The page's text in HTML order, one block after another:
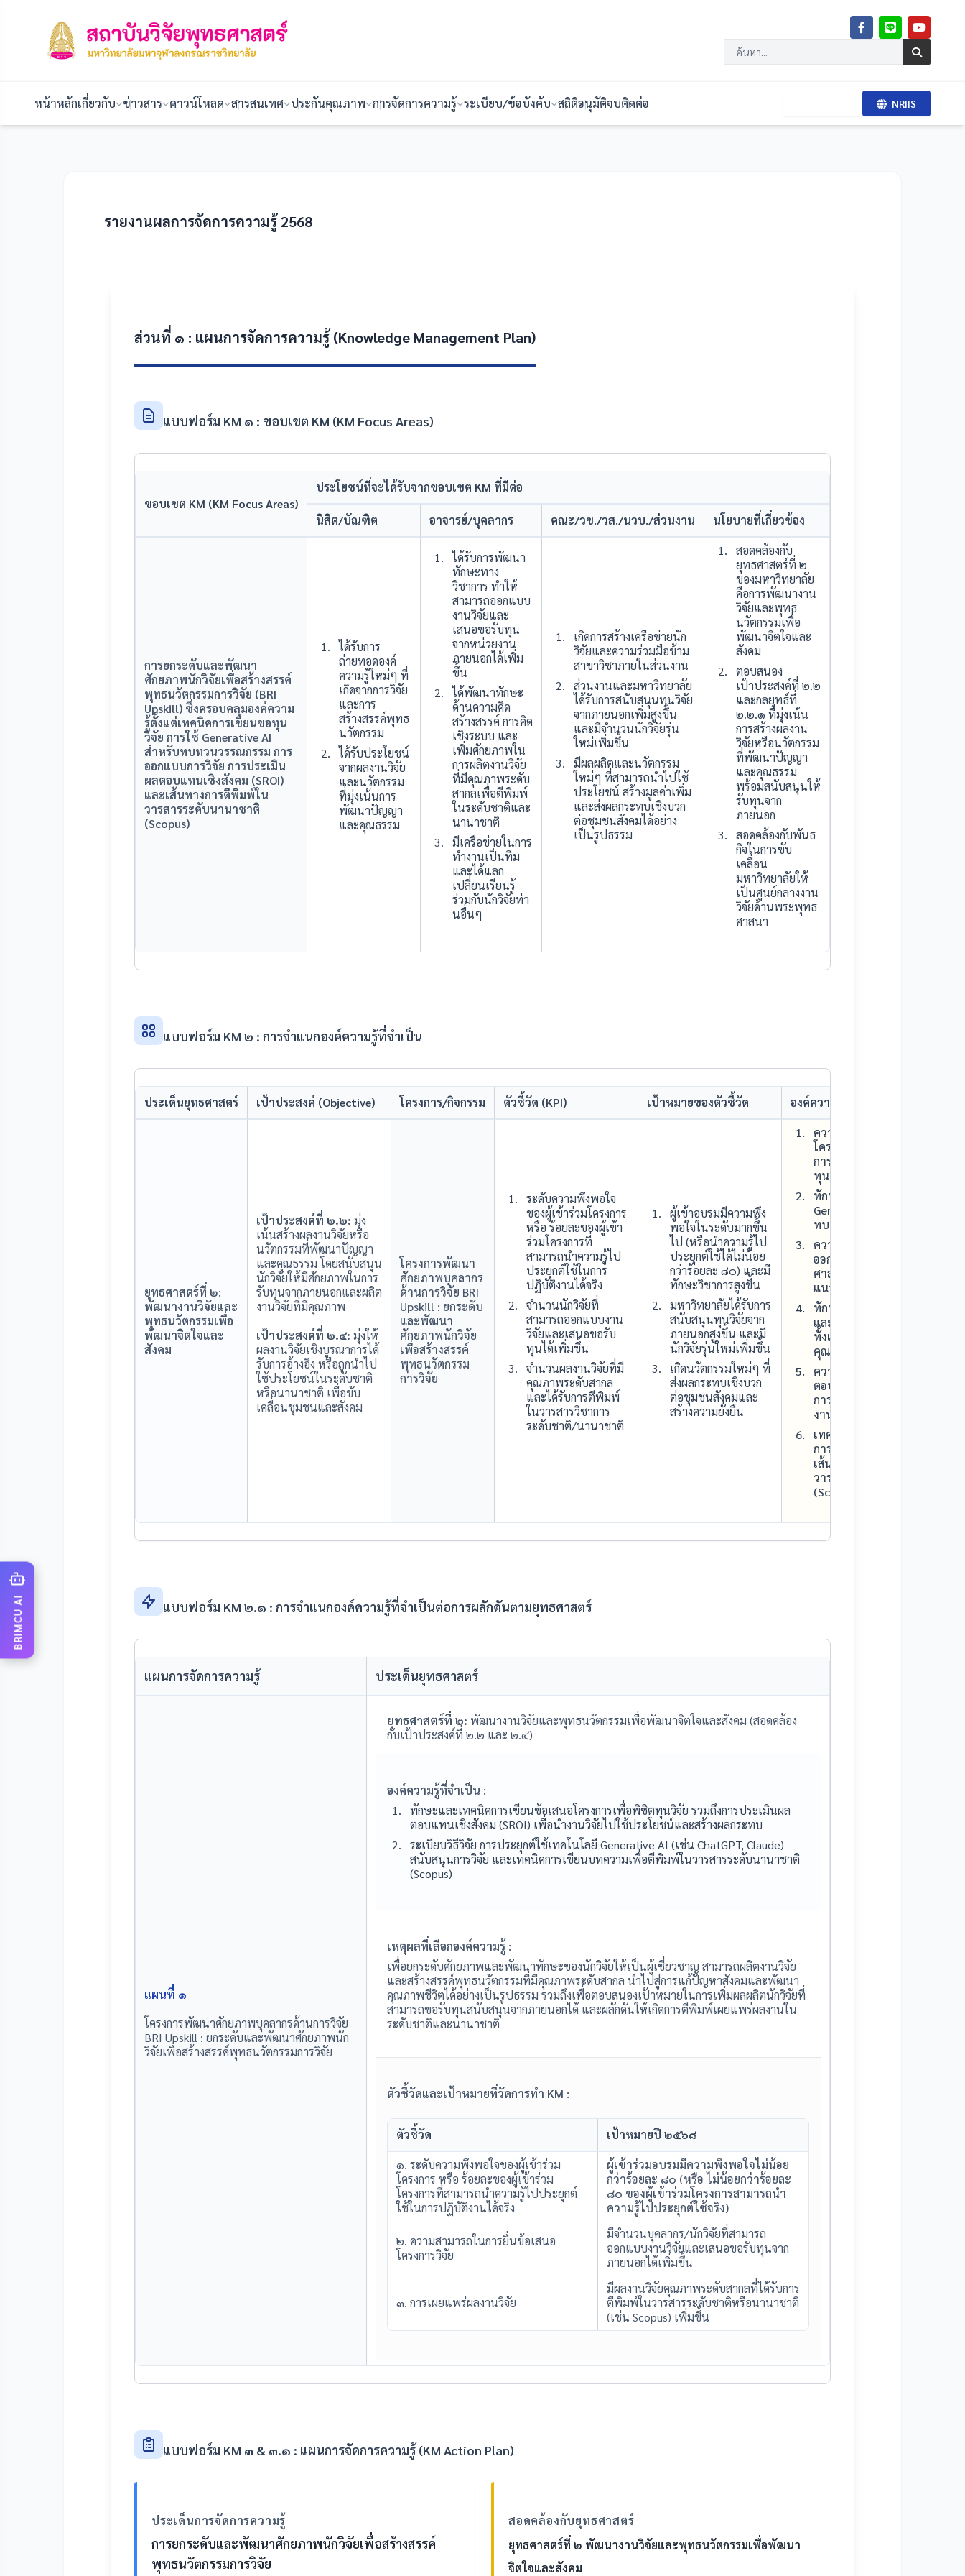
หน้าหลักเกี่ยวกับ ข่าวสาร ดาวน์โหลด สารสนเทศ ประกันคุณภาพ การจัดการความรู้ ระเบียบ/ข้อบังคับ สถิติอนุมัติจบติดต่อ NRIIS
รายงานผลการจัดการความรู้ 2568
ส่วนที่ ๑ : แผนการจัดการความรู้ (Knowledge Management Plan)
แบบฟอร์ม KM ๑ : ขอบเขต KM (KM Focus Areas)
ขอบเขต KM (KM Focus Areas)
ประโยชน์ที่จะได้รับจากขอบเขต KM ที่มีต่อ
นิสิต/บัณฑิต อาจารย์/บุคลากร คณะ/วข./วส./นวบ./ส่วนงาน นโยบายที่เกี่ยวข้อง
การยกระดับและพัฒนา
ศักยภาพนักวิจัยเพื่อสร้างสรรค์
พุทธนวัตกรรมการวิจัย (BRI
Upskill) ซึ่งครอบคลุมองค์ความ
รู้ตั้งแต่เทคนิคการเขียนขอทุน
วิจัย การใช้ Generative AI
สำหรับทบทวนวรรณกรรม การ
ออกแบบการวิจัย การประเมิน
ผลตอบแทนเชิงสังคม (SROI)
และเส้นทางการตีพิมพ์ใน
วารสารระดับนานาชาติ
(Scopus)
ได้รับการ
ถ่ายทอดองค์
ความรู้ใหม่ๆ ที่
เกิดจากการวิจัย
และการ
สร้างสรรค์พุทธ
นวัตกรรม
ได้รับประโยชน์
จากผลงานวิจัย
และนวัตกรรม
ที่มุ่งเน้นการ
พัฒนาปัญญา
และคุณธรรม
ได้รับการพัฒนา
ทักษะทาง
วิชาการ ทำให้
สามารถออกแบบ
งานวิจัยและ
เสนอขอรับทุน
จากหน่วยงาน
ภายนอกได้เพิ่ม
ขึ้น
ได้พัฒนาทักษะ
ด้านความคิด
สร้างสรรค์ การคิด
เชิงระบบ และ
เพิ่มศักยภาพใน
การผลิตงานวิจัย
ที่มีคุณภาพระดับ
สากลเพื่อตีพิมพ์
ในระดับชาติและ
นานาชาติ
มีเครือข่ายในการ
ทำงานเป็นทีม
และได้แลก
เปลี่ยนเรียนรู้
ร่วมกับนักวิจัยท่า
นอื่นๆ
เกิดการสร้างเครือข่ายนัก
วิจัยและความร่วมมือข้าม
สาขาวิชาภายในส่วนงาน
ส่วนงานและมหาวิทยาลัย
ได้รับการสนับสนุนทุนวิจัย
จากภายนอกเพิ่มสูงขึ้น
และมีจำนวนนักวิจัยรุ่น
ใหม่เพิ่มขึ้น
มีผลผลิตและนวัตกรรม
ใหม่ๆ ที่สามารถนำไปใช้
ประโยชน์ สร้างมูลค่าเพิ่ม
และส่งผลกระทบเชิงบวก
ต่อชุมชนสังคมได้อย่าง
เป็นรูปธรรม
สอดคล้องกับ
ยุทธศาสตร์ที่ ๒
ของมหาวิทยาลัย
คือการพัฒนางาน
วิจัยและพุทธ
นวัตกรรมเพื่อ
พัฒนาจิตใจและ
สังคม
ตอบสนอง
เป้าประสงค์ที่ ๒.๒
และกลยุทธ์ที่
๒.๒.๑ ที่มุ่งเน้น
การสร้างผลงาน
วิจัยหรือนวัตกรรม
ที่พัฒนาปัญญา
และคุณธรรม
พร้อมสนับสนุนให้
รับทุนจาก
ภายนอก
สอดคล้องกับพันธ
กิจในการขับ
เคลื่อน
มหาวิทยาลัยให้
เป็นศูนย์กลางงาน
วิจัยด้านพระพุทธ
ศาสนา
แบบฟอร์ม KM ๒ : การจำแนกองค์ความรู้ที่จำเป็น
ประเด็นยุทธศาสตร์ เป้าประสงค์ (Objective) โครงการ/กิจกรรม ตัวชี้วัด (KPI) เป้าหมายของตัวชี้วัด องค์ความรู้ที่จำเป็นต่อการปฏิบัติงา
ยุทธศาสตร์ที่ ๒:
พัฒนางานวิจัยและ
พุทธนวัตกรรมเพื่อ
พัฒนาจิตใจและ
สังคม
เป้าประสงค์ที่ ๒.๒: มุ่ง
เน้นสร้างผลงานวิจัยหรือ
นวัตกรรมที่พัฒนาปัญญา
และคุณธรรม โดยสนับสนุน
นักวิจัยให้มีศักยภาพในการ
รับทุนจากภายนอกและผลิต
งานวิจัยที่มีคุณภาพ
เป้าประสงค์ที่ ๒.๔: มุ่งให้
ผลงานวิจัยเชิงบูรณาการได้
รับการอ้างอิง หรือถูกนำไป
ใช้ประโยชน์ในระดับชาติ
หรือนานาชาติ เพื่อขับ
เคลื่อนชุมชนและสังคม
โครงการพัฒนา
ศักยภาพบุคลากร
ด้านการวิจัย BRI
Upskill : ยกระดับ
และพัฒนา
ศักยภาพนักวิจัย
เพื่อสร้างสรรค์
พุทธนวัตกรรม
การวิจัย
ระดับความพึงพอใจ
ของผู้เข้าร่วมโครงการ
หรือ ร้อยละของผู้เข้า
ร่วมโครงการที่
สามารถนำความรู้ไป
ประยุกต์ใช้ในการ
ปฏิบัติงานได้จริง
จำนวนนักวิจัยที่
สามารถออกแบบงาน
วิจัยและเสนอขอรับ
ทุนได้เพิ่มขึ้น
จำนวนผลงานวิจัยที่มี
คุณภาพระดับสากล
และได้รับการตีพิมพ์
ในวารสารวิชาการ
ระดับชาติ/นานาชาติ
ผู้เข้าอบรมมีความพึง
พอใจในระดับมากขึ้น
ไป (หรือนำความรู้ไป
ประยุกต์ใช้ได้ไม่น้อย
กว่าร้อยละ ๘๐) และมี
ทักษะวิชาการสูงขึ้น
มหาวิทยาลัยได้รับการ
สนับสนุนทุนวิจัยจาก
ภายนอกสูงขึ้น และมี
นักวิจัยรุ่นใหม่เพิ่มขึ้น
เกิดนวัตกรรมใหม่ๆ ที่
ส่งผลกระทบเชิงบวก
ต่อชุมชนสังคมและ
สร้างความยั่งยืน
ความรู้ด้านการเขียนข้อเสนอ
โครงการเพื่อขอทุนวิจัย (เทคนิ
การเขียน KM อย่างไรให้พิชิต
ทุน)
ทักษะการประยุกต์ใช้เทคโนโลยี
Generative AI สำหรับการ
ทบทวนวรรณกรรม
ความรู้ด้านระเบียบวิธีวิจัย การ
ออกแบบการวิจัยทางพระพุทธ
ศาสนา และการเขียนกรอบ
แนวคิดการวิจัย
ทักษะการเก็บรวบรวมข้อมูล
และเทคนิคการวิเคราะห์ข้อมูล
ทั้งเชิงปริมาณ/สถิติ และเชิง
คุณภาพ
ความรู้เกี่ยวกับการประเมินผล
ตอบแทนเชิงสังคม (SROI) และ
การเขียนเส้นทางสู่ผลกระทบ
งานวิจัย
เทคนิคการเขียนรายงานวิจัย
การสร้างองค์ความรู้ใหม่ และ
เส้นทางการตีพิมพ์บทความใน
วารสารระดับนานาชาติ
(Scopus)
แบบฟอร์ม KM ๒.๑ : การจำแนกองค์ความรู้ที่จำเป็นต่อการผลักดันตามยุทธศาสตร์
แผนการจัดการความรู้ ประเด็นยุทธศาสตร์
แผนที่ ๑
โครงการพัฒนาศักยภาพบุคลากรด้านการวิจัย
BRI Upskill : ยกระดับและพัฒนาศักยภาพนัก
วิจัยเพื่อสร้างสรรค์พุทธนวัตกรรมการวิจัย
ยุทธศาสตร์ที่ ๒: พัฒนางานวิจัยและพุทธนวัตกรรมเพื่อพัฒนาจิตใจและสังคม (สอดคล้อง
กับเป้าประสงค์ที่ ๒.๒ และ ๒.๔)
องค์ความรู้ที่จำเป็น :
ทักษะและเทคนิคการเขียนข้อเสนอโครงการเพื่อพิชิตทุนวิจัย รวมถึงการประเมินผล
ตอบแทนเชิงสังคม (SROI) เพื่อนำงานวิจัยไปใช้ประโยชน์และสร้างผลกระทบ
ระเบียบวิธีวิจัย การประยุกต์ใช้เทคโนโลยี Generative AI (เช่น ChatGPT, Claude)
สนับสนุนการวิจัย และเทคนิคการเขียนบทความเพื่อตีพิมพ์ในวารสารระดับนานาชาติ
(Scopus)
เหตุผลที่เลือกองค์ความรู้ :
เพื่อยกระดับศักยภาพและพัฒนาทักษะของนักวิจัยให้เป็นผู้เชี่ยวชาญ สามารถผลิตงานวิจัย
และสร้างสรรค์พุทธนวัตกรรมที่มีคุณภาพระดับสากล นำไปสู่การแก้ปัญหาสังคมและพัฒนา
คุณภาพชีวิตได้อย่างเป็นรูปธรรม รวมถึงเพื่อตอบสนองเป้าหมายในการเพิ่มผลผลิตนักวิจัยที่
สามารถขอรับทุนสนับสนุนจากภายนอกได้ และผลักดันให้เกิดการตีพิมพ์เผยแพร่ผลงานใน
ระดับชาติและนานาชาติ
ตัวชี้วัดและเป้าหมายที่วัดการทำ KM :
ตัวชี้วัด
เป้าหมายปี ๒๕๖๘
๑. ระดับความพึงพอใจของผู้เข้าร่วม
โครงการ หรือ ร้อยละของผู้เข้าร่วม
โครงการที่สามารถนำความรู้ไปประยุกต์
ใช้ในการปฏิบัติงานได้จริง
ผู้เข้าร่วมอบรมมีความพึงพอใจไม่น้อย
กว่าร้อยละ ๘๐ (หรือ ไม่น้อยกว่าร้อยละ
๘๐ ของผู้เข้าร่วมโครงการสามารถนำ
ความรู้ไปประยุกต์ใช้จริง)
๒. ความสามารถในการยื่นข้อเสนอ
โครงการวิจัย
มีจำนวนบุคลากร/นักวิจัยที่สามารถ
ออกแบบงานวิจัยและเสนอขอรับทุนจาก
ภายนอกได้เพิ่มขึ้น
๓. การเผยแพร่ผลงานวิจัย
มีผลงานวิจัยคุณภาพระดับสากลที่ได้รับการ
ตีพิมพ์ในวารสารระดับชาติหรือนานาชาติ
(เช่น Scopus) เพิ่มขึ้น
แบบฟอร์ม KM ๓ & ๓.๑ : แผนการจัดการความรู้ (KM Action Plan)
ประเด็นการจัดการความรู้
การยกระดับและพัฒนาศักยภาพนักวิจัยเพื่อสร้างสรรค์
พุทธนวัตกรรมการวิจัย
สอดคล้องกับยุทธศาสตร์
ยุทธศาสตร์ที่ ๒ พัฒนางานวิจัยและพุทธนวัตกรรมเพื่อพัฒนา
จิตใจและสังคม
BRIMCU AI